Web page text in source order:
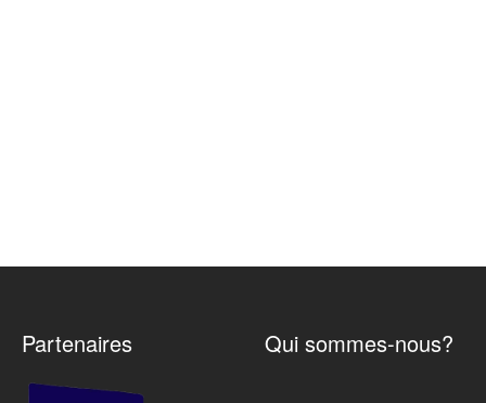
Partenaires Qui sommes-nous?